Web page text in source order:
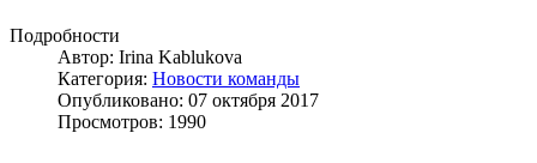
Подробности
Автор: Irina Kablukova
Категория: Новости команды
Опубликовано: 07 октября 2017
Просмотров: 1990